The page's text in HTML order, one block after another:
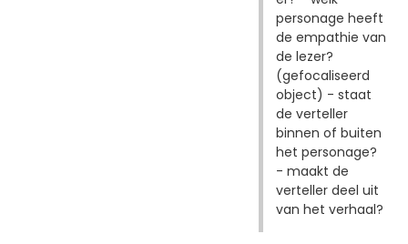
personage heeft
de empathie van
de lezer?
(gefocaliseerd
object) - staat
de verteller
binnen of buiten
het personage?
- maakt de
verteller deel uit
van het verhaal?